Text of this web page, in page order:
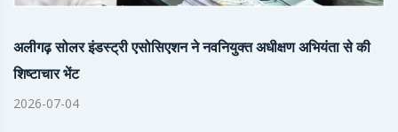
अलीगढ़ सोलर इंडस्ट्री एसोसिएशन ने नवनियुक्त अधीक्षण अभियंता से की
शिष्टाचार भेंट
2026-07-04